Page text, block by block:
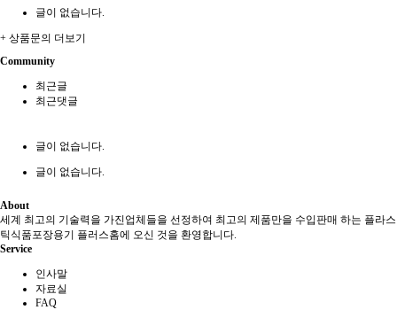
글이 없습니다.
+ 상품문의 더보기
Community
최근글
최근댓글
글이 없습니다.
글이 없습니다.
About
세계 최고의 기술력을 가진업체들을 선정하여 최고의 제품만을 수입판매 하는 플라스
틱식품포장용기 플러스홈에 오신 것을 환영합니다.
Service
인사말
자료실
FAQ